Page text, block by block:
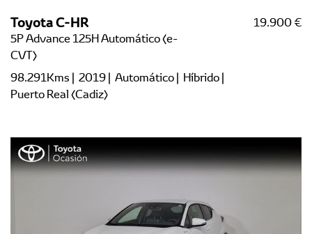
Toyota C-HR
5P Advance 125H Automático (e-
CVT)
19.900 €
98.291Kms | 2019 | Automático | Híbrido |
Puerto Real (Cadiz)